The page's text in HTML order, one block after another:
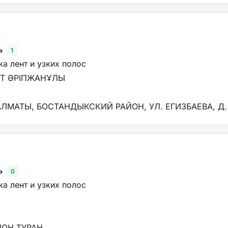
1
лент и узких полос
ӘРІПЖАНҰЛЫ
БОСТАНДЫКСКИЙ РАЙОН, УЛ. ЕГИЗБАЕВА, Д.
0
лент и узких полос